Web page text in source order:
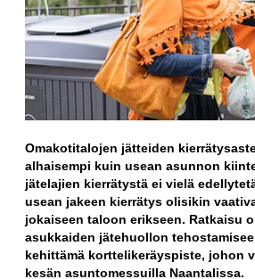
Omakotitalojen jätteiden
alhaisempi kuin usean asunnon
jätelajien kierrätystä ei vielä
usean jakeen kierrätys olisikin
jokaiseen taloon erikseen. Ratkaisu
asukkaiden jätehuollon
kehittämä korttelikeräyspiste, johon
kesän asuntomessuilla Naantalissa.